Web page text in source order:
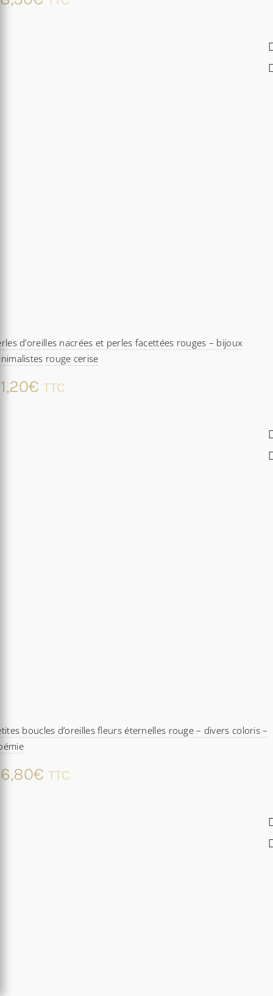
d’oreilles nacrées et perles facettées rouges – bijoux
rouge cerise
€ TTC
boucles d’oreilles fleurs éternelles rouge – divers coloris –
€ TTC